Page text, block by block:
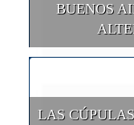
BUENOS
LAS